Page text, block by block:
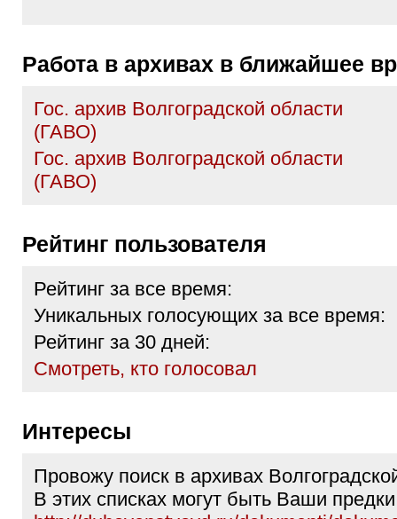
Работа в архивах в ближайшее
Гос. архив Волгоградской области
(ГАВО)
Гос. архив Волгоградской области
(ГАВО)
Рейтинг пользователя
Рейтинг за все время:
Уникальных голосующих за все время:
Рейтинг за 30 дней:
Cмотреть, кто голосовал
Интересы
Провожу поиск в архивах
В этих списках могут быть Ваши предки